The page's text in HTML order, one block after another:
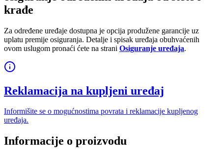
krađe
Za određene uređaje dostupna je opcija produžene garancije uz
uplatu premije osiguranja. Detalje i spisak uređaja obuhvaćenih
ovom uslugom pronaći ćete na strani Osiguranje uređaja.
Reklamacija na kupljeni uređaj
Informišite se o mogućnostima povrata i reklamacije kupljenog
uređaja.
Informacije o proizvodu